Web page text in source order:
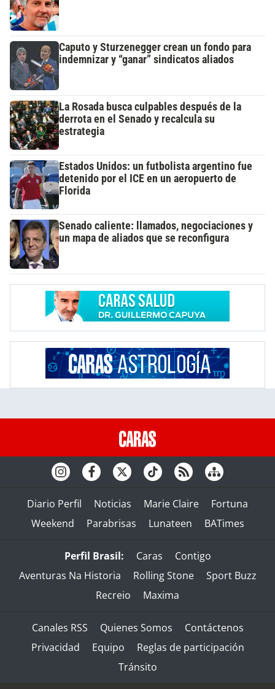
Caputo y Sturzenegger crean un fondo para
indemnizar y “ganar” sindicatos aliados
La Rosada busca culpables después de la
derrota en el Senado y recalcula su
estrategia
Estados Unidos: un futbolista argentino fue
detenido por el ICE en un aeropuerto de
Florida
Senado caliente: llamados, negociaciones y
un mapa de aliados que se reconfigura
Diario Perfil Noticias Marie Claire
Fortuna
Weekend
Parabrisas Lunateen BATimes
Perfil Brasil: Caras
Contigo
Aventuras Na Historia
Rolling Stone
Sport Buzz
Recreio
Maxima
Canales RSS Quienes Somos
Contáctenos
Privacidad
Equipo
Reglas de participación
Tránsito